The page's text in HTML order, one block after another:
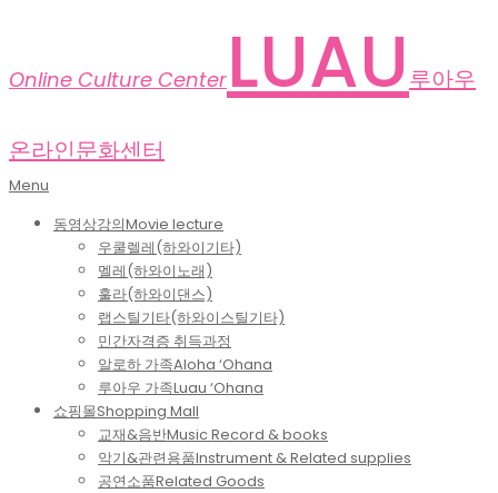
Online Culture Center LUAU 루아우
온라인문화센터
Primary
Menu
Menu
동영상강의Movie lecture
우쿨렐레(하와이기타)
멜레(하와이노래)
훌라(하와이댄스)
랩스틸기타(하와이스틸기타)
민간자격증 취득과정
알로하 가족Aloha ‘Ohana
루아우 가족Luau ‘Ohana
쇼핑몰Shopping Mall
교재&음반Music Record & books
악기&관련용품Instrument & Related supplies
공연소품Related Goods